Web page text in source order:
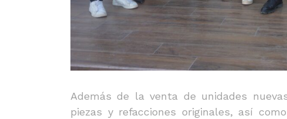
Además de la venta de unidades
piezas y refacciones originales, así